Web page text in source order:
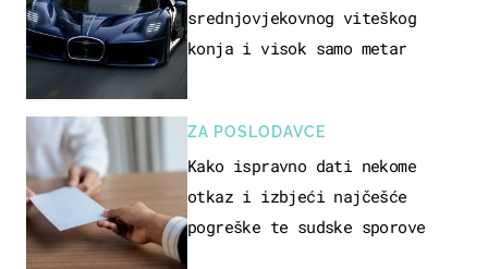
srednjovjekovnog viteškog
konja i visok samo metar
ZA POSLODAVCE
Kako ispravno dati nekome
otkaz i izbjeći najčešće
pogreške te sudske sporove